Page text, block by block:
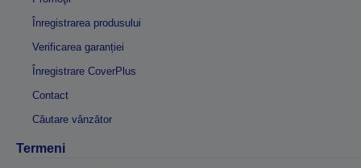
Înregistrarea produsului
Verificarea garanției
Înregistrare CoverPlus
Contact
Căutare vânzător
Termeni